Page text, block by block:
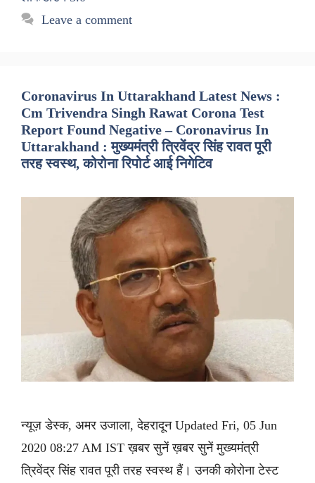
Leave a comment
Coronavirus In Uttarakhand Latest News :
Cm Trivendra Singh Rawat Corona Test
Report Found Negative – Coronavirus In
Uttarakhand : मुख्यमंत्री त्रिवेंद्र सिंह रावत पूरी
तरह स्वस्थ, कोरोना रिपोर्ट आई निगेटिव
न्यूज़ डेस्क, अमर उजाला, देहरादून Updated Fri, 05 Jun
2020 08:27 AM IST ख़बर सुनें ख़बर सुनें मुख्यमंत्री
त्रिवेंद्र सिंह रावत पूरी तरह स्वस्थ हैं। उनकी कोरोना टेस्ट